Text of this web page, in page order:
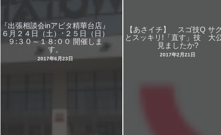
『出張相談会inアピタ精華台店』
６月２４日（土）･２５日（日）
９:３０～１８:００ 開催しま
す。
2017年6月23日
【あさイチ】 スゴ技Q サ
とスッキリ!「直す」技 大
見ましたか?
2017年2月21日